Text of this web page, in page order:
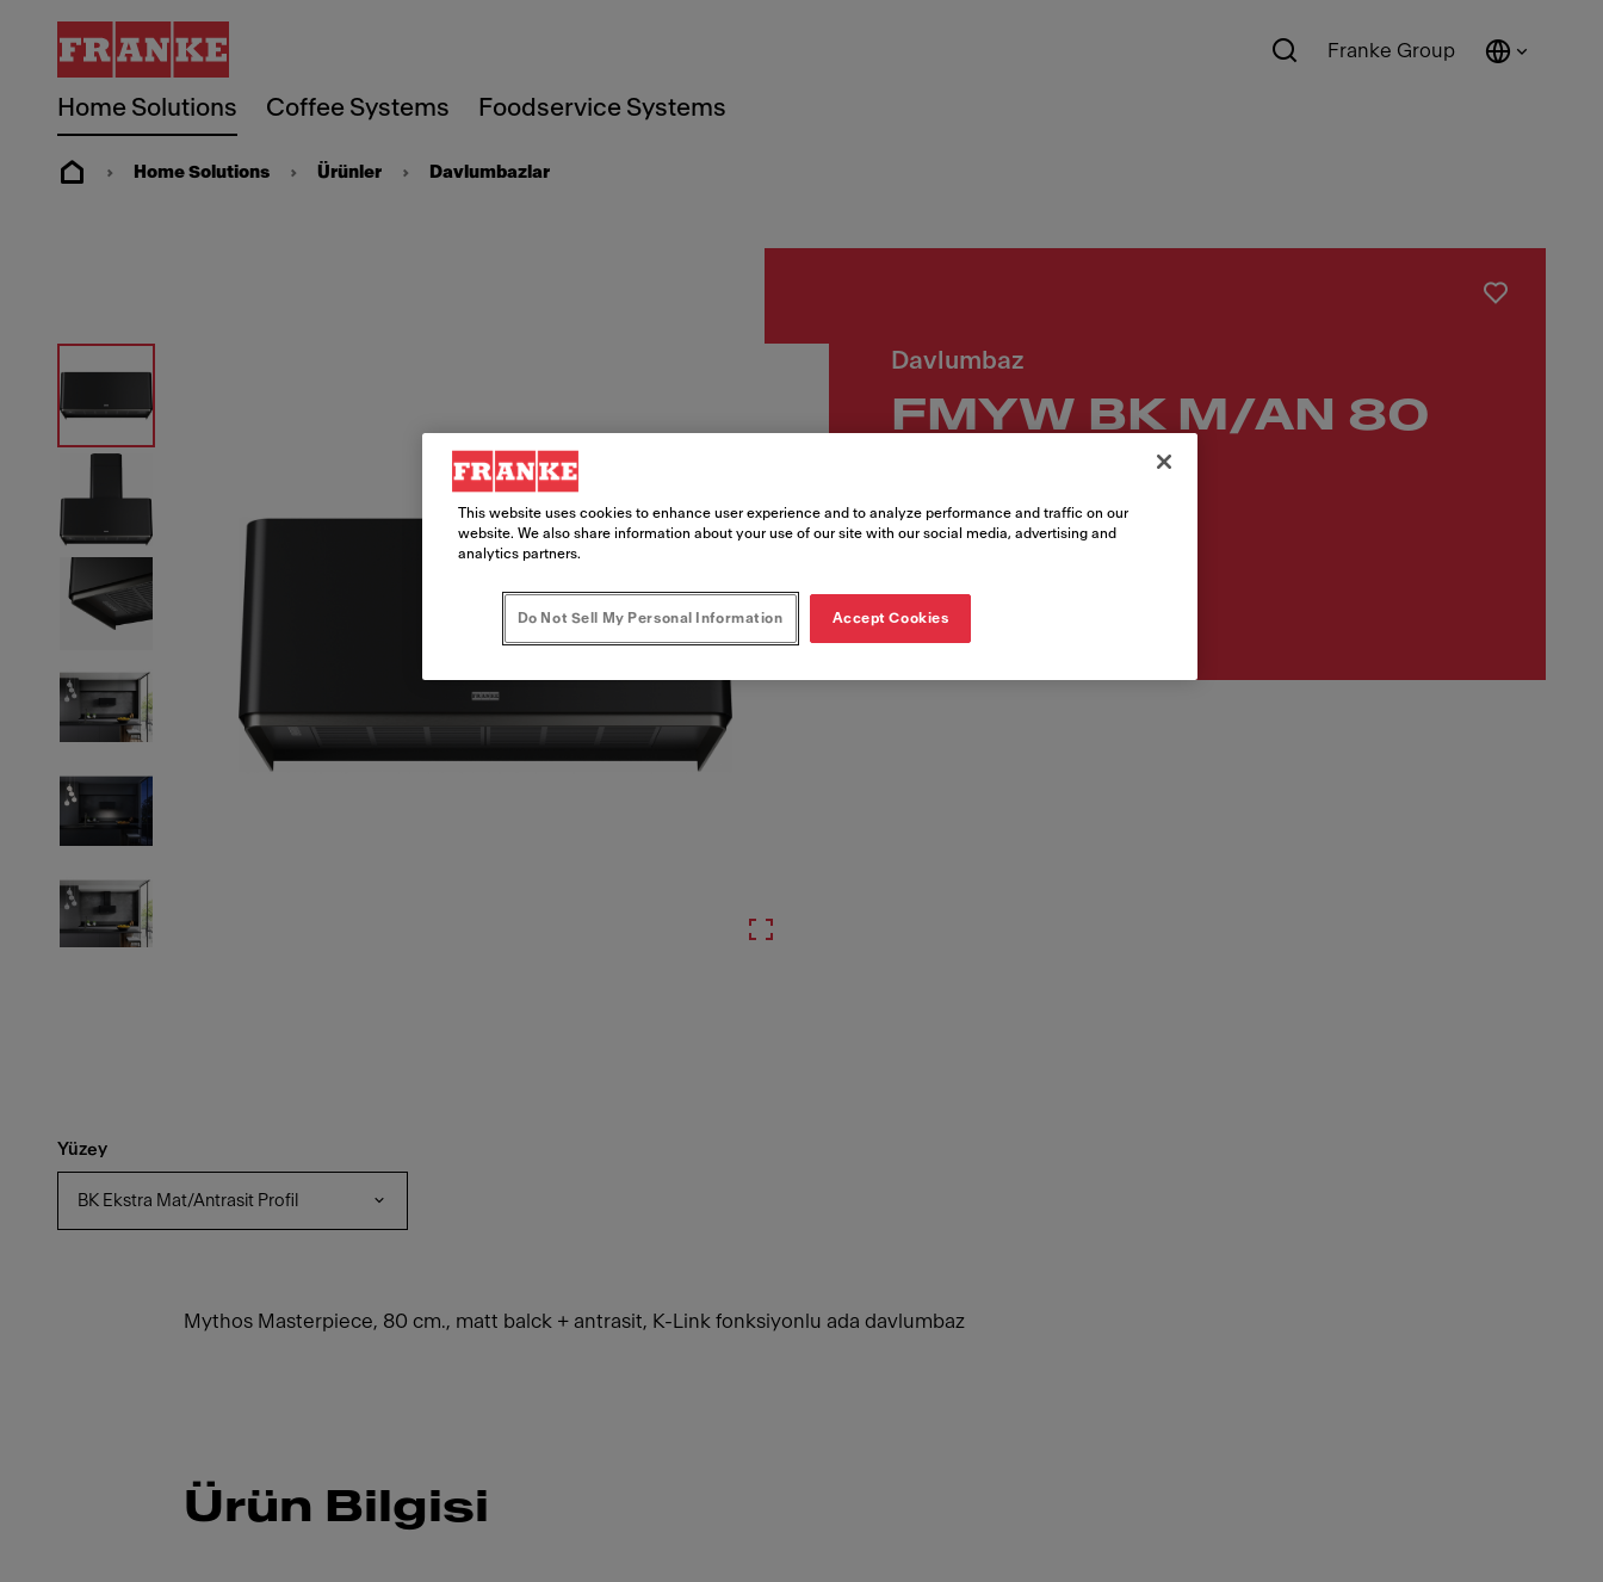
Home Solutions Coffee Systems Foodservice Systems
Franke Group
Home Solutions Ürünler Davlumbazlar
Davlumbaz
FMYW BK M/AN 80
Ürün Kodu
Yüzey
BK Ekstra Mat/Antrasit Profil
Mythos Masterpiece, 80 cm., matt balck + antrasit, K-Link fonksiyonlu ada davlumbaz
Ürün Bilgisi
This website uses cookies to enhance user experience and to analyze performance and traffic on our
website. We also share information about your use of our site with our social media, advertising and
analytics partners.
Do Not Sell My Personal Information Accept Cookies